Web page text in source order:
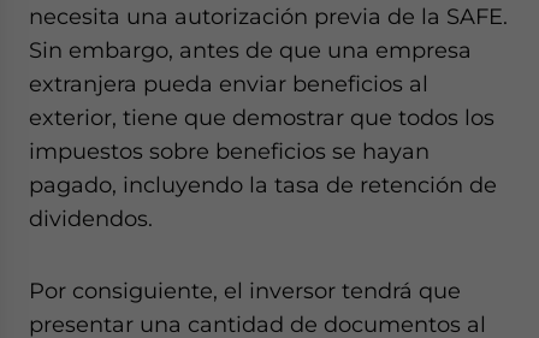
necesita una autorización previa de la SAFE.
Sin embargo, antes de que una empresa
extranjera pueda enviar beneficios al
exterior, tiene que demostrar que todos los
impuestos sobre beneficios se hayan
pagado, incluyendo la tasa de retención de
dividendos.
Por consiguiente, el inversor tendrá que
presentar una cantidad de documentos al